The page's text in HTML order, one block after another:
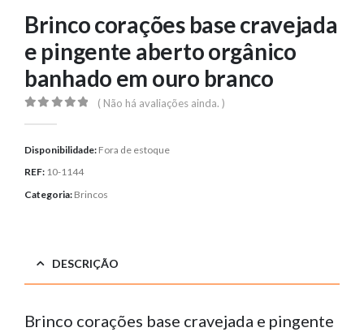
Brinco corações base cravejada
e pingente aberto orgânico
banhado em ouro branco
( Não há avaliações ainda. )
Disponibilidade: Fora de estoque
REF: 10-1144
Categoria: Brincos
DESCRIÇÃO
Brinco corações base cravejada e pingente